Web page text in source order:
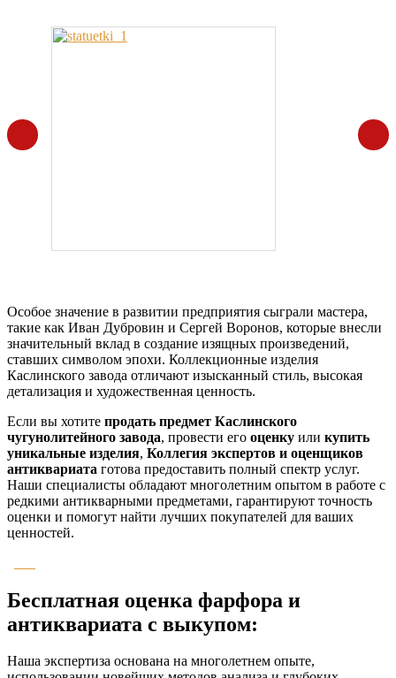
Особое значение в развитии предприятия сыграли мастера,
такие как Иван Дубровин и Сергей Воронов, которые внесли
значительный вклад в создание изящных произведений,
ставших символом эпохи. Коллекционные изделия
Каслинского завода отличают изысканный стиль, высокая
детализация и художественная ценность.
Если вы хотите продать предмет Каслинского
чугунолитейного завода, провести его оценку или купить
уникальные изделия, Коллегия экспертов и оценщиков
антиквариата готова предоставить полный спектр услуг.
Наши специалисты обладают многолетним опытом в работе с
редкими антикварными предметами, гарантируют точность
оценки и помогут найти лучших покупателей для ваших
ценностей.
Бесплатная оценка фарфора и
антиквариата с выкупом:
Наша экспертиза основана на многолетнем опыте,